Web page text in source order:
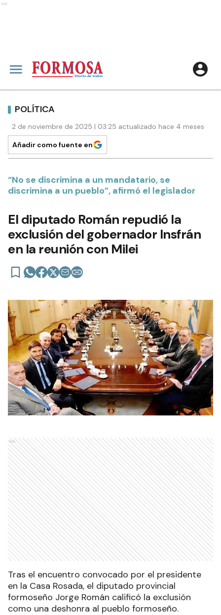
Ads
POLÍTICA
2 de noviembre de 2025 | 03:25 actualizado hace 4 meses
Añadir como fuente en
“No se discrimina a un mandatario, se
discrimina a un pueblo”, afirmó el legislador
El diputado Román repudió la
exclusión del gobernador Insfrán
en la reunión con Milei
Ads
Tras el encuentro convocado por el presidente
en la Casa Rosada, el diputado provincial
formoseño Jorge Román calificó la exclusión
como una deshonra al pueblo formoseño.